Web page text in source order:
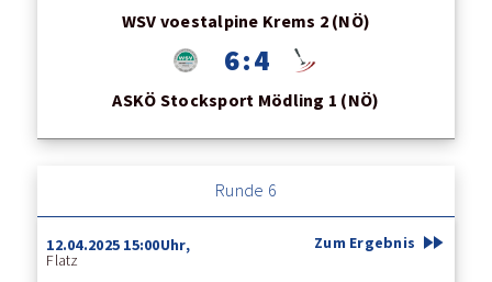
WSV voestalpine Krems 2 (NÖ)
6 : 4
ASKÖ Stocksport Mödling 1 (NÖ)
Runde 6
12.04.2025 15:00Uhr,
Flatz
Zum Ergebnis fast_forward